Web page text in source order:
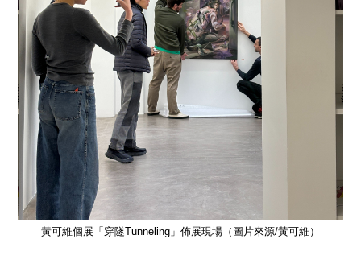
黃可維個展「穿隧Tunneling」佈展現場（圖片來源/黃可維）